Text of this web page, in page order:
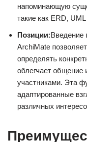
напоминающую
такие как ERD,
Позиции:Введение
ArchiMate
определять
облегчает общение
участниками. Эта
адаптированные
различных